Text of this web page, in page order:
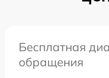
Бесплатная
обращения